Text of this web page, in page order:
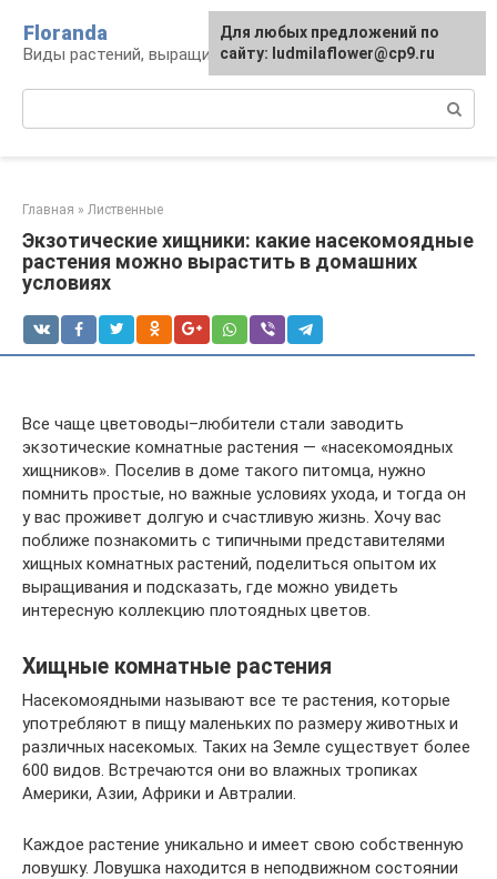
контенту
Floranda
Виды растений, выращивание и уход
Главная » Лиственные
Экзотические хищники: какие насекомоядные
растения можно вырастить в домашних
условиях
Все чаще цветоводы–любители стали заводить
экзотические комнатные растения — «насекомоядных
хищников». Поселив в доме такого питомца, нужно
помнить простые, но важные условиях ухода, и тогда он
у вас проживет долгую и счастливую жизнь. Хочу вас
поближе познакомить с типичными представителями
хищных комнатных растений, поделиться опытом их
выращивания и подсказать, где можно увидеть
интересную коллекцию плотоядных цветов.
Хищные комнатные растения
Насекомоядными называют все те растения, которые
употребляют в пищу маленьких по размеру животных и
различных насекомых. Таких на Земле существует более
600 видов. Встречаются они во влажных тропиках
Америки, Азии, Африки и Автралии.
Каждое растение уникально и имеет свою собственную
ловушку. Ловушка находится в неподвижном состоянии
Для любых предложений по
сайту: ludmilaflower@cp9.ru